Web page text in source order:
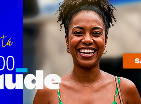
FESTIVAL PATICUMBUM
Evento voltado para
neste fim de semana,
Programação vai reunir
do Itajuru para oficinas,